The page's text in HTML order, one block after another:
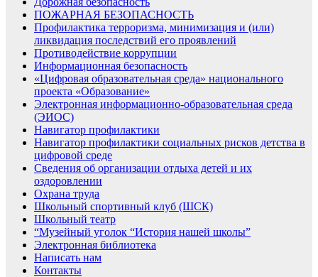
ПОЖАРНАЯ БЕЗОПАСНОСТЬ
Профилактика терроризма, минимизация и (или)
ликвидация последствий его проявлений
Противодействие коррупции
Информационная безопасность
«Цифровая образовательная среда» национального
проекта «Образование»
Электронная информационно-образовательная среда
(ЭИОС)
Навигатор профилактики
Навигатор профилактики социальных рисков детства в
цифровой среде
Сведения об организации отдыха детей и их
оздоровлении
Охрана труда
Школьный спортивный клуб (ШСК)
Школьный театр
“Музейный уголок “История нашей школы”
Электронная библиотека
Написать нам
Контакты